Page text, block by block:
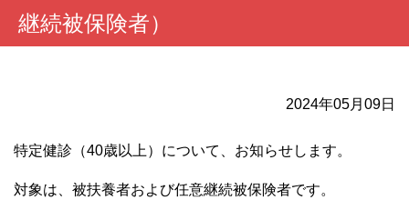
継続被保険者）
2024年05月09日
特定健診（40歳以上）について、お知らせします。
対象は、被扶養者および任意継続被保険者です。